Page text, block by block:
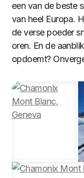
een van de beste
van heel Europa.
de verse poeder
oren. En de
opdoemt?